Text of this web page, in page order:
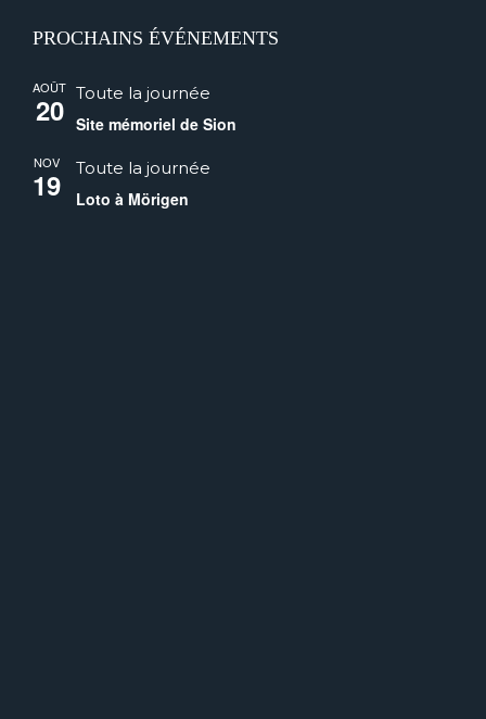
PROCHAINS ÉVÉNEMENTS
AOÛT
20 Toute la journée
Site mémoriel de Sion
NOV
19 Toute la journée
Loto à Mörigen